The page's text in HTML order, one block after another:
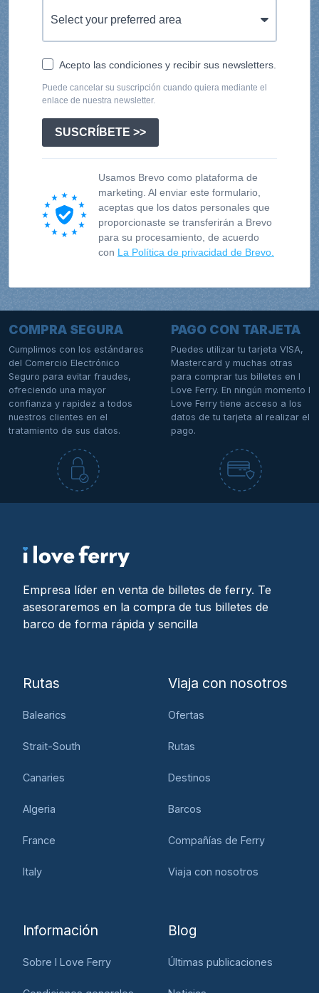
Acepto las condiciones y recibir sus newsletters.
Puede cancelar su suscripción cuando quiera mediante el
enlace de nuestra newsletter.
SUSCRÍBETE >>
Usamos Brevo como plataforma de
marketing. Al enviar este formulario,
aceptas que los datos personales que
proporcionaste se transferirán a Brevo
para su procesamiento, de acuerdo
con La Política de privacidad de Brevo.
COMPRA SEGURA
Cumplimos con los estándares
del Comercio Electrónico
Seguro para evitar fraudes,
ofreciendo una mayor
confianza y rapidez a todos
nuestros clientes en el
tratamiento de sus datos.
PAGO CON TARJETA
Puedes utilizar tu tarjeta VISA,
Mastercard y muchas otras
para comprar tus billetes en I
Love Ferry. En ningún momento I
Love Ferry tiene acceso a los
datos de tu tarjeta al realizar el
pago.
Empresa líder en venta de billetes de ferry. Te
asesoraremos en la compra de tus billetes de
barco de forma rápida y sencilla
Rutas
Balearics
Strait-South
Canaries
Algeria
France
Italy
Viaja con nosotros
Ofertas
Rutas
Destinos
Barcos
Compañías de Ferry
Viaja con nosotros
Información
Sobre I Love Ferry
Blog
Últimas publicaciones